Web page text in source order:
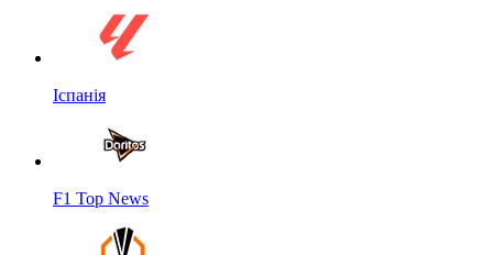
Іспанія
F1 Top News